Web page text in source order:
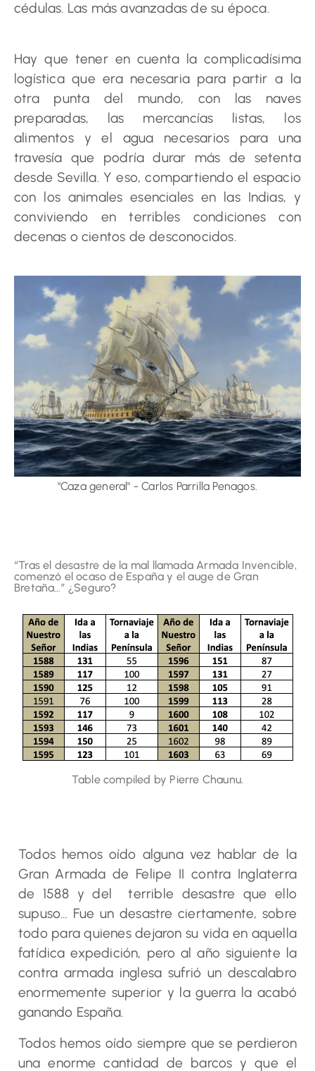
cédulas. Las más avanzadas de su época.
Hay que tener en cuenta la complicadísima
logística que era necesaria para partir a la
otra punta del mundo, con las naves
preparadas, las mercancías listas, los
alimentos y el agua necesarios para una
travesía que podría durar más de setenta
desde Sevilla. Y eso, compartiendo el espacio
con los animales esenciales en las Indias, y
conviviendo en terribles condiciones con
decenas o cientos de desconocidos.
"Caza general" - Carlos Parrilla Penagos.
“Tras el desastre de la mal llamada Armada Invencible,
comenzó el ocaso de España y el auge de Gran
Bretaña…” ¿Seguro?
Table compiled by Pierre Chaunu.
Todos hemos oído alguna vez hablar de la
Gran Armada de Felipe II contra Inglaterra
de 1588 y del terrible desastre que ello
supuso… Fue un desastre ciertamente, sobre
todo para quienes dejaron su vida en aquella
fatídica expedición, pero al año siguiente la
contra armada inglesa sufrió un descalabro
enormemente superior y la guerra la acabó
ganando España.
Todos hemos oído siempre que se perdieron
una enorme cantidad de barcos y que el